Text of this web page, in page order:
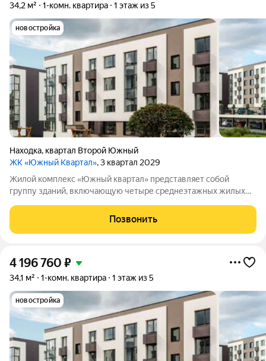
34,2 м² 1-комн. квартира 1 этаж из 5
новостройка
Находка, квартал Второй Южный
ЖК «Южный Квартал», 3 квартал 2029
Жилой комплекс «Южный квартал» представляет собой
группу зданий, включающую четыре среднеэтажных жилых
территории комплекса обустроены парковочные места,
детские и спортивные площадки. Планировка
Позвонить
4 196 760 ₽
34,1 м² 1-комн. квартира 1 этаж из 5
новостройка